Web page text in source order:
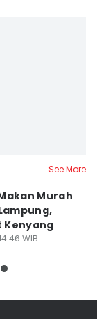
See More
Murah
Kenyang
WIB